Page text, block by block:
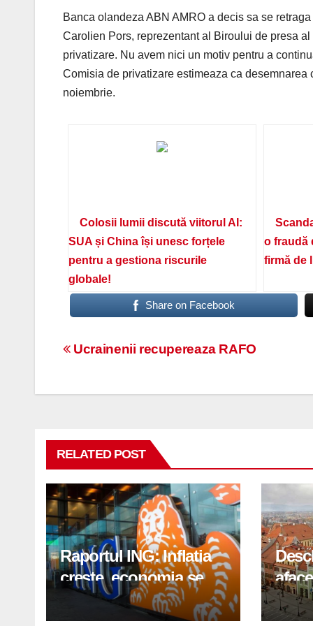
Banca olandeza ABN AMRO a decis sa se
Carolien Pors, reprezentant al Biroului de presa
privatizare. Nu avem nici un motiv pentru a
Comisia de privatizare estimeaza ca
noiembrie.
Colosii lumii discută viitorul AI:
SUA și China își unesc forțele
pentru a gestiona riscurile
globale!
o fraudă
firmă de
Share on Facebook
Navigare
Ucrainenii recupereaza RAFO
RELATED POST
Raportul ING: Inflatia
creste, economia se
indreapta spre crestere
in a doua jumatate a
pași